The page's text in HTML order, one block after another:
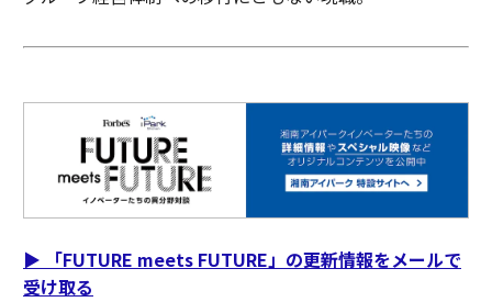
▶︎ 「FUTURE meets FUTURE」の更新情報をメールで
受け取る